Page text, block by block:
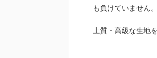
も負けていません。
上質・高級な生地